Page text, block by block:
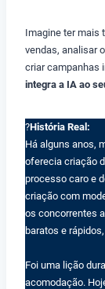
Imagine ter mais
vendas, analisar
criar campanhas
integra a IA ao
?História Real:
Há alguns anos,
oferecia criação
processo caro e
criação com
os concorrentes
baratos e
Foi uma lição
acomodação.